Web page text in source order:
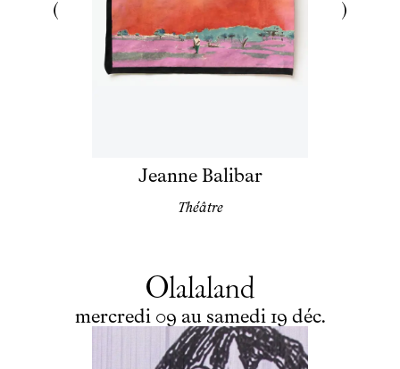
Jeanne Balibar
Théâtre
Olalaland
du
mercredi
mercredi 09 au au
samedi
samedi 19 décembre
déc.